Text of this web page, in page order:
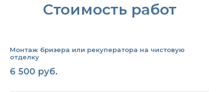
Стоимость работ
Монтаж бризера или рекуператора на чистовую
отделку
6 500 руб.